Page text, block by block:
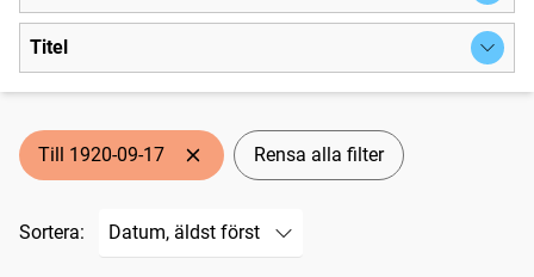
Titel
Till 1920-09-17 Rensa alla filter
Sortera: